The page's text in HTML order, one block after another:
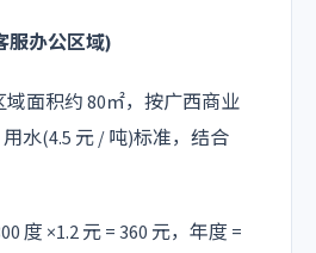
办公区域)
面积约 80㎡，按广西商业
水(4.5 元 / 吨)标准，结合
×1.2 元 = 360 元，年度 =